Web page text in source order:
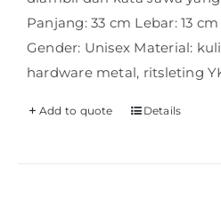
Panjang: 33 cm Lebar: 13 cm
Gender: Unisex Material:
hardware metal, ritsleting
Add to quote Details